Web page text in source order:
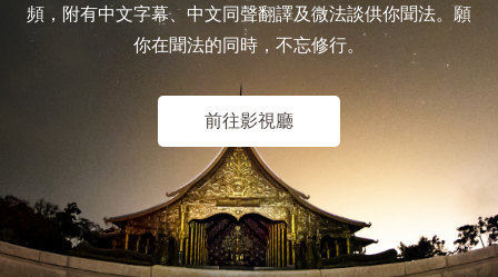
頻，附有中文字幕、中文同聲翻譯及微法談供你聞法。願
你在聞法的同時，不忘修行。
前往影視廳